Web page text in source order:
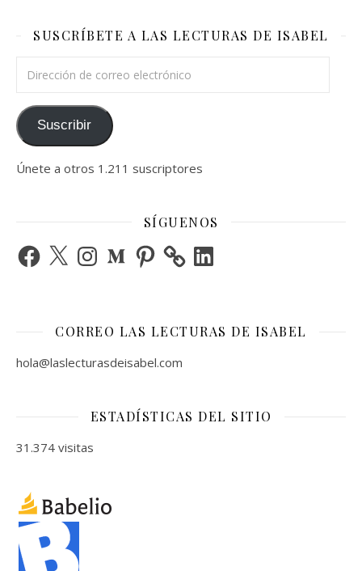
SUSCRÍBETE A LAS LECTURAS DE ISABEL
Suscribir
Únete a otros 1.211 suscriptores
SÍGUENOS
Facebook
X InstagramMediumPinterest LinkedIn
CORREO LAS LECTURAS DE ISABEL
hola@laslecturasdeisabel.com
ESTADÍSTICAS DEL SITIO
31.374 visitas